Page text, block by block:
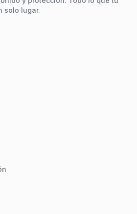
solo lugar.